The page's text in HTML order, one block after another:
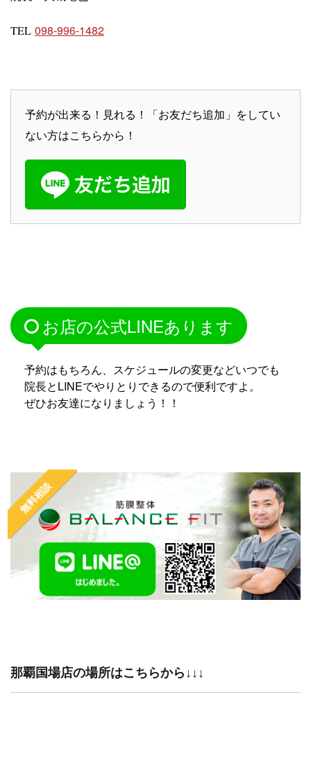
TEL 098-996-1482
予約が出来る！見れる！「お友だち追加」をしてい
ない方はこちらから！
お店の公式LINEあります
予約はもちろん、スケジュールの変更などいつでも
院長とLINEでやりとりできるので便利ですよ。
ぜひお友達になりましょう！！
無料相談
那覇国場店の場所はこちらから↓↓↓